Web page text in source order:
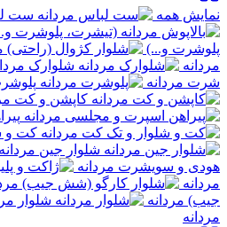
نمایش همه
ست
پلوشرت و...)
مردانه
شلوارک
شرت مردانه
کاپشن و کت
کت و
شلوار جین مردانه
هودی و سویشرت مردانه
مردانه
جیب) مردانه
شلوار
مردانه